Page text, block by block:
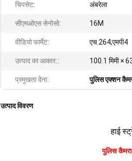
चिपसेट: अंबरेला
सीएमओएस सेनोसो: 16M
वीडियो फार्मेट: एच.264;एमपी4
उत्पाद का आकार:: 100.1 मिमी ×
प्रमुखता देना: पुलिस एक्शन
उत्पाद विवरण
हाई
पुलिस